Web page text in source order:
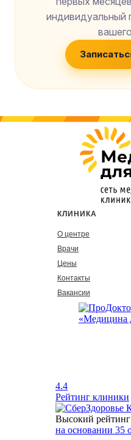
индивидуальный
КЛИНИКА
О центре
Врачи
Цены
Контакты
Вакансии
4.4
Рейтинг клиники
Высокий рейтинг
на основании 35